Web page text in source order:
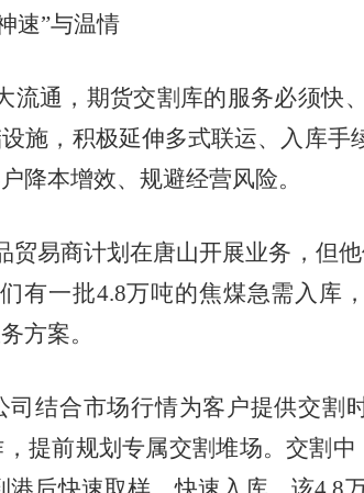
速”与温情
通，期货交割库的服务必须快
施，积极延伸多式联运、入库手
降本增效、规避经营风险。
易商计划在唐山开展业务，但
有一批4.8万吨的焦煤急需入库
方案。
合市场行情为客户提供交割
提前规划专属交割堆场。交割